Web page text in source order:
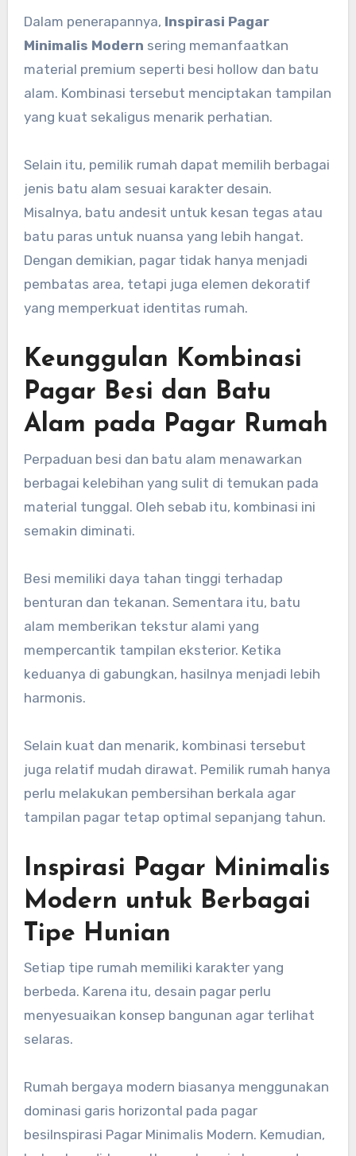
Dalam penerapannya, Inspirasi Pagar
Minimalis Modern sering memanfaatkan
material premium seperti besi hollow dan batu
alam. Kombinasi tersebut menciptakan tampilan
yang kuat sekaligus menarik perhatian.
Selain itu, pemilik rumah dapat memilih berbagai
jenis batu alam sesuai karakter desain.
Misalnya, batu andesit untuk kesan tegas atau
batu paras untuk nuansa yang lebih hangat.
Dengan demikian, pagar tidak hanya menjadi
pembatas area, tetapi juga elemen dekoratif
yang memperkuat identitas rumah.
Keunggulan Kombinasi
Pagar Besi dan Batu
Alam pada Pagar Rumah
Perpaduan besi dan batu alam menawarkan
berbagai kelebihan yang sulit di temukan pada
material tunggal. Oleh sebab itu, kombinasi ini
semakin diminati.
Besi memiliki daya tahan tinggi terhadap
benturan dan tekanan. Sementara itu, batu
alam memberikan tekstur alami yang
mempercantik tampilan eksterior. Ketika
keduanya di gabungkan, hasilnya menjadi lebih
harmonis.
Selain kuat dan menarik, kombinasi tersebut
juga relatif mudah dirawat. Pemilik rumah hanya
perlu melakukan pembersihan berkala agar
tampilan pagar tetap optimal sepanjang tahun.
Inspirasi Pagar Minimalis
Modern untuk Berbagai
Tipe Hunian
Setiap tipe rumah memiliki karakter yang
berbeda. Karena itu, desain pagar perlu
menyesuaikan konsep bangunan agar terlihat
selaras.
Rumah bergaya modern biasanya menggunakan
dominasi garis horizontal pada pagar
besiInspirasi Pagar Minimalis Modern. Kemudian,